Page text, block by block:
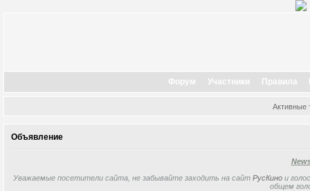
Форум Участники Правила
Активные
Объявление
Уважаемые посетители сайта, не забывайте заходить на сайт РусКино и
общем